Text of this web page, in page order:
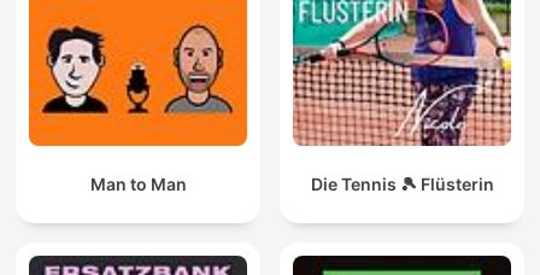
Man to Man Die Tennis 🎾 Flüsterin